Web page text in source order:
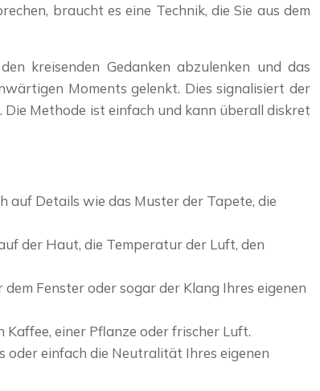
braucht es eine Technik, die Sie aus dem
kreisenden Gedanken abzulenken und das
Moments gelenkt. Dies signalisiert der
Methode ist einfach und kann überall diskret
auf Details wie das Muster der Tapete, die
der Haut, die Temperatur der Luft, den
Fenster oder sogar der Klang Ihres eigenen
Kaffee, einer Pflanze oder frischer Luft.
oder einfach die Neutralität Ihres eigenen